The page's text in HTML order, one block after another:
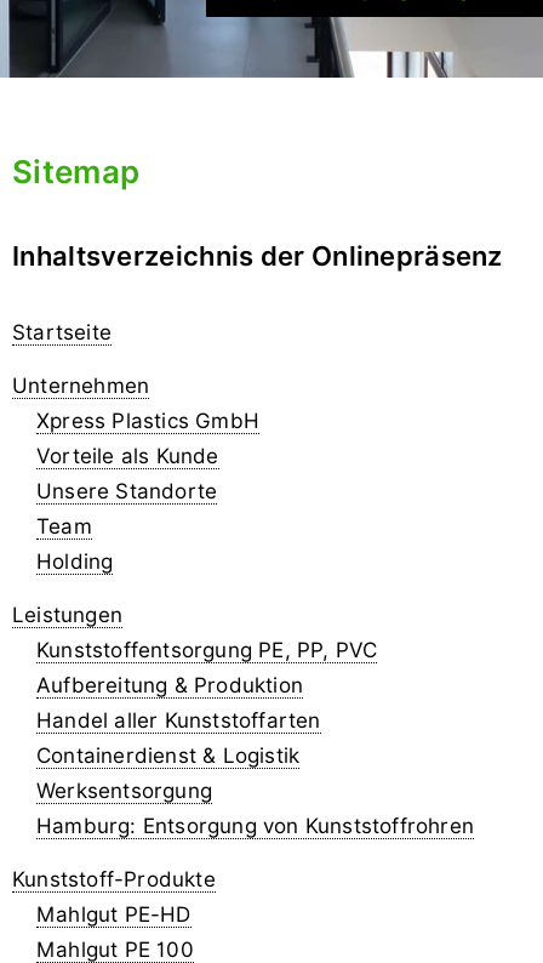
Sitemap
Inhaltsverzeichnis der Onlinepräsenz
Startseite
Unternehmen
Xpress Plastics GmbH
Vorteile als Kunde
Unsere Standorte
Team
Holding
Leistungen
Kunststoffentsorgung PE, PP, PVC
Aufbereitung & Produktion
Handel aller Kunststoffarten
Containerdienst & Logistik
Werksentsorgung
Hamburg: Entsorgung von Kunststoffrohren
Kunststoff-Produkte
Mahlgut PE-HD
Mahlgut PE 100